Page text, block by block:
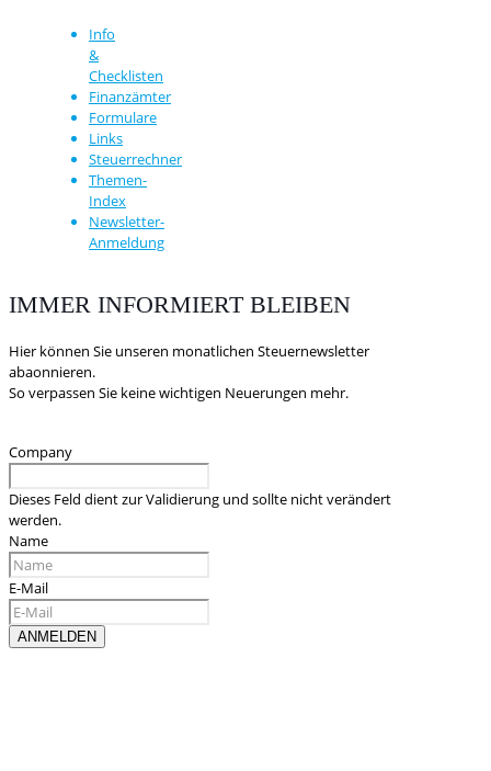
Info
&
Checklisten
Finanzämter
Formulare
Links
Steuerrechner
Themen-
Index
Newsletter-
Anmeldung
IMMER INFORMIERT BLEIBEN
Hier können Sie unseren monatlichen Steuernewsletter
abaonnieren.
So verpassen Sie keine wichtigen Neuerungen mehr.
Company
Dieses Feld dient zur Validierung und sollte nicht verändert
werden.
Name
E-Mail